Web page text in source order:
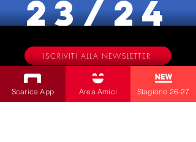
23/24
ISCRIVITI ALLA NEWSLETTER
Produzioni
Teatro Bobbio
Scarica App Area Amici Stagione 26-27